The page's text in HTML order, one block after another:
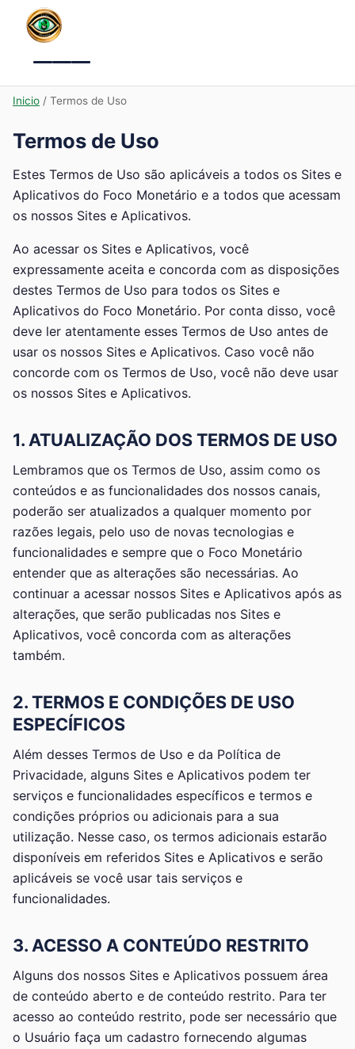
Menu
Inicio / Termos de Uso
Termos de Uso
Estes Termos de Uso são aplicáveis a todos os Sites e
Aplicativos do Foco Monetário e a todos que acessam
os nossos Sites e Aplicativos.
Ao acessar os Sites e Aplicativos, você
expressamente aceita e concorda com as disposições
destes Termos de Uso para todos os Sites e
Aplicativos do Foco Monetário. Por conta disso, você
deve ler atentamente esses Termos de Uso antes de
usar os nossos Sites e Aplicativos. Caso você não
concorde com os Termos de Uso, você não deve usar
os nossos Sites e Aplicativos.
1. ATUALIZAÇÃO DOS TERMOS DE USO
Lembramos que os Termos de Uso, assim como os
conteúdos e as funcionalidades dos nossos canais,
poderão ser atualizados a qualquer momento por
razões legais, pelo uso de novas tecnologias e
funcionalidades e sempre que o Foco Monetário
entender que as alterações são necessárias. Ao
continuar a acessar nossos Sites e Aplicativos após as
alterações, que serão publicadas nos Sites e
Aplicativos, você concorda com as alterações
também.
2. TERMOS E CONDIÇÕES DE USO
ESPECÍFICOS
Além desses Termos de Uso e da Política de
Privacidade, alguns Sites e Aplicativos podem ter
serviços e funcionalidades específicos e termos e
condições próprios ou adicionais para a sua
utilização. Nesse caso, os termos adicionais estarão
disponíveis em referidos Sites e Aplicativos e serão
aplicáveis se você usar tais serviços e
funcionalidades.
3. ACESSO A CONTEÚDO RESTRITO
Alguns dos nossos Sites e Aplicativos possuem área
de conteúdo aberto e de conteúdo restrito. Para ter
acesso ao conteúdo restrito, pode ser necessário que
o Usuário faça um cadastro fornecendo algumas